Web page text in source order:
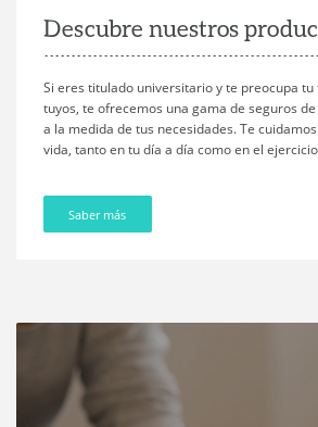
Blog PSN En Confianza
¿Conoces nuestro blog corporativo? Es un
en el sector asegurador en materias como
Podrás saber más sobre otros temas que te
bienestar, profesionales... ¡Suscríbete y
Visitar